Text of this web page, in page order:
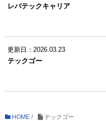
レバテックキャリア
更新日：2026.03.23
テックゴー
HOME / テックゴー